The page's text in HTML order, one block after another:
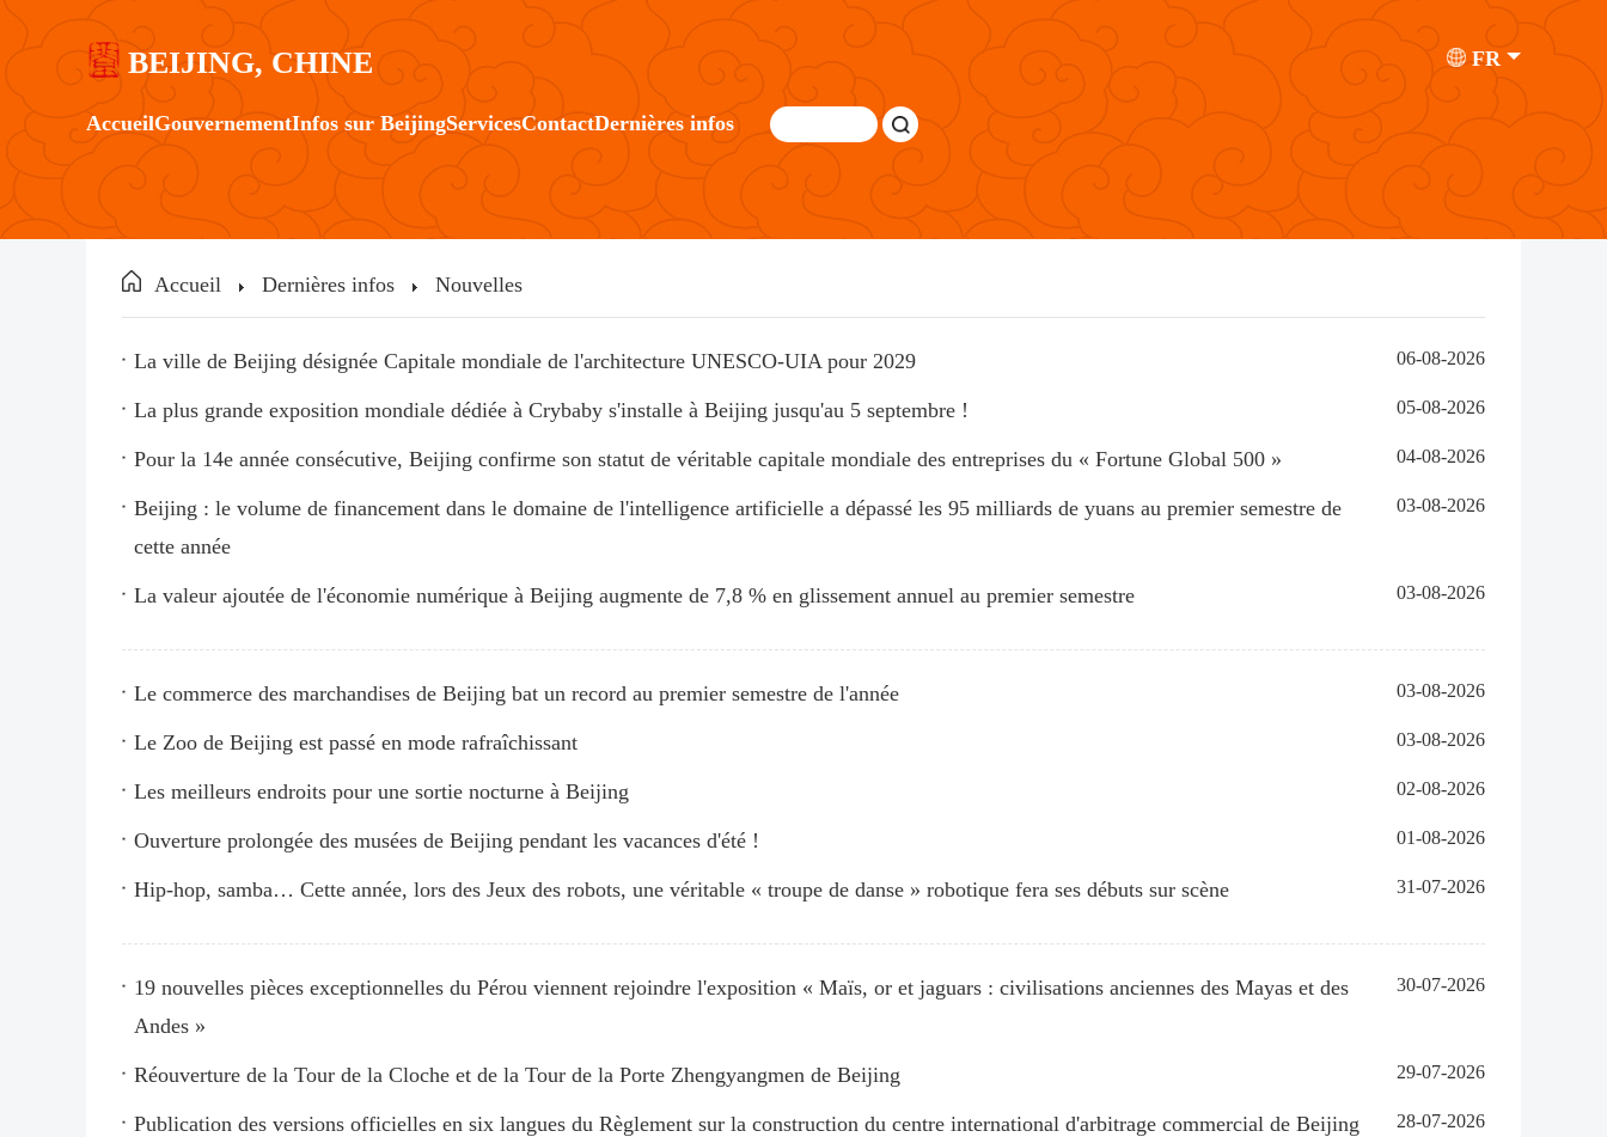
BEIJING, CHINE FR
AccueilGouvernementInfos sur BeijingServicesContactDernières infos
Accueil Dernières infos Nouvelles
La ville de Beijing désignée Capitale mondiale de l'architecture UNESCO-UIA pour 2029 06-08-2026
La plus grande exposition mondiale dédiée à Crybaby s'installe à Beijing jusqu'au 5 septembre ! 05-08-2026
Pour la 14e année consécutive, Beijing confirme son statut de véritable capitale mondiale des entreprises du « Fortune Global 500 » 04-08-2026
Beijing : le volume de financement dans le domaine de l'intelligence artificielle a dépassé les 95 milliards de yuans au premier semestre de
cette année
03-08-2026
La valeur ajoutée de l'économie numérique à Beijing augmente de 7,8 % en glissement annuel au premier semestre 03-08-2026
Le commerce des marchandises de Beijing bat un record au premier semestre de l'année 03-08-2026
Le Zoo de Beijing est passé en mode rafraîchissant 03-08-2026
Les meilleurs endroits pour une sortie nocturne à Beijing 02-08-2026
Ouverture prolongée des musées de Beijing pendant les vacances d'été ! 01-08-2026
Hip-hop, samba… Cette année, lors des Jeux des robots, une véritable « troupe de danse » robotique fera ses débuts sur scène 31-07-2026
19 nouvelles pièces exceptionnelles du Pérou viennent rejoindre l'exposition « Maïs, or et jaguars : civilisations anciennes des Mayas et des
Andes »
30-07-2026
Réouverture de la Tour de la Cloche et de la Tour de la Porte Zhengyangmen de Beijing 29-07-2026
Publication des versions officielles en six langues du Règlement sur la construction du centre international d'arbitrage commercial de Beijing 28-07-2026